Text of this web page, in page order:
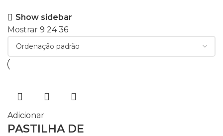
Show sidebar
Mostrar 9 2436
Adicionar
PASTILHA DE